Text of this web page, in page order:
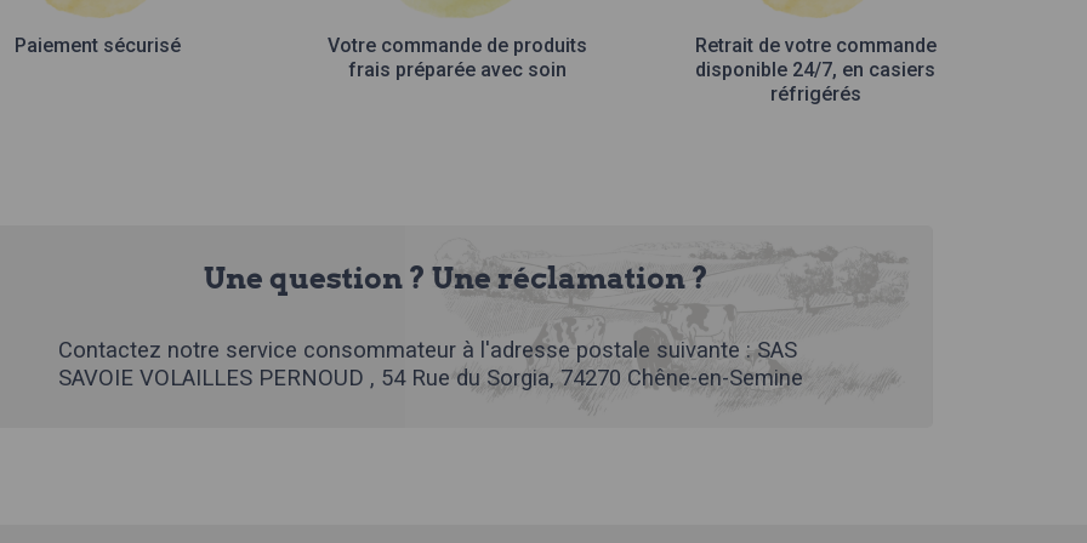
Paiement sécurisé
Votre commande de produits
frais préparée avec soin
Retrait de votre commande
disponible 24/7, en casiers
réfrigérés
Une question ? Une réclamation ?
Contactez notre service consommateur à l'adresse postale suivante : SAS
SAVOIE VOLAILLES PERNOUD , 54 Rue du Sorgia, 74270 Chêne-en-Semine